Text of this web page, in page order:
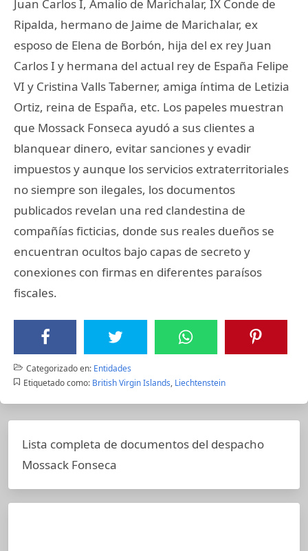
Juan Carlos I, Amalio de Marichalar, IX Conde de
Ripalda, hermano de Jaime de Marichalar, ex
esposo de Elena de Borbón, hija del ex rey Juan
Carlos I y hermana del actual rey de España Felipe
VI y Cristina Valls Taberner, amiga íntima de Letizia
Ortiz, reina de España, etc. Los papeles muestran
que Mossack Fonseca ayudó a sus clientes a
blanquear dinero, evitar sanciones y evadir
impuestos y aunque los servicios extraterritoriales
no siempre son ilegales, los documentos
publicados revelan una red clandestina de
compañías ficticias, donde sus reales dueños se
encuentran ocultos bajo capas de secreto y
conexiones con firmas en diferentes paraísos
fiscales.
Categorizado en: Entidades
Etiquetado como: British Virgin Islands, Liechtenstein
Lista completa de documentos del despacho
Mossack Fonseca